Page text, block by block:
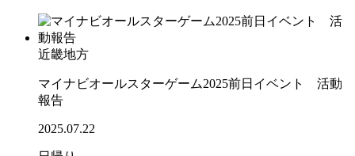
近畿地方
マイナビオールスターゲーム2025前日イベント 活動
報告
2025.07.22